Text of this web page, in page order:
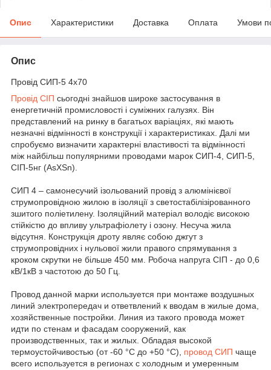
Опис Характеристики Доставка Оплата Умови
Опис
Провід СИП-5 4х70
Провід СІП сьогодні знайшов широке застосування в
енергетичній промисловості і суміжних галузях. Він
представлений на ринку в багатьох варіаціях, які мають
незначні відмінності в конструкції і характеристиках. Далі ми
спробуємо визначити характерні властивості та відмінності
між найбільш популярними проводами марок СИП-4, СИП-5,
СІП-5нг (AsXSn).
СИП 4 – самонесучий ізольований провід з алюмінієвої
струмопровідною жилою в ізоляції з светостабілізірованного
зшитого поліетилену. Ізоляційний матеріал володіє високою
стійкістю до впливу ультрафіолету і озону. Несуча жила
відсутня. Конструкція дроту являє собою джгут з
струмопровідних і нульової жили правого спрямування з
кроком скрутки не більше 450 мм. Робоча напруга СІП - до 0,6
кВ/1кВ з частотою до 50 Гц.
Провод данной марки используется при монтаже воздушных
линий электропередач и ответвлений к вводам в жилые дома,
хозяйственные постройки. Линия из такого провода может
идти по стенам и фасадам сооружений, как
производственных, так и жилых. Обладая высокой
термоустойчивостью (от -60 °С до +50 °С), провод СИП чаще
всего используется в регионах с холодным и умеренным